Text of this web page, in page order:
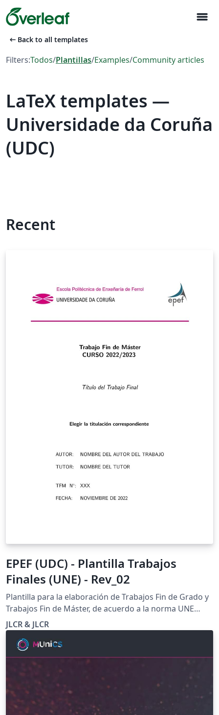
menu
arrow_left_alt Back to all templates
Filters:Todos/Plantillas/Examples/Community articles
LaTeX templates —
Universidade da Coruña
(UDC)
Recent
EPEF (UDC) - Plantilla Trabajos
Finales (UNE) - Rev_02
Plantilla para la elaboración de Trabajos Fin de Grado y
Trabajos Fin de Máster, de acuerdo a la norma UNE
157001:2014 de Criterios generales para la elaboración
formal de los documentos que constituyen un proyecto
técnico.
JLCR & JLCR